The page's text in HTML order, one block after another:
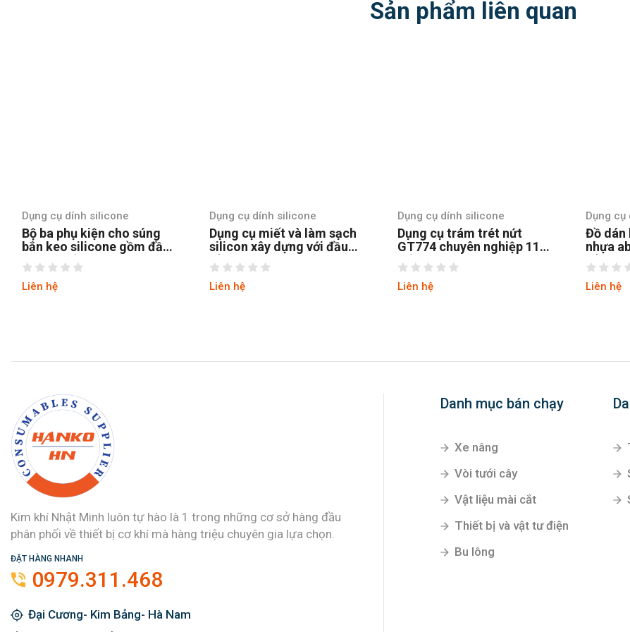
Sản phẩm liên quan
Dụng cụ dính silicone
Dụng cụ miết và làm sạch
silicon xây dựng với đầu
sủi inox GT772
Liên hệ
Dụng cụ dính silicone
Dụng cụ trám trét nứt
GT774 chuyên nghiệp 11
cấu hình
Liên hệ
Dụng cụ dính silicone
Đồ dán lại silicone bằng
nhựa abs cứng và TPR
dẻo GT773
Liên hệ
Dụng
Miết
GT770
nhựa abs
Liên hệ
Kim khí Nhật Minh luôn tự hào là 1 trong những cơ sở hàng đầu
phân phối về thiết bị cơ khí mà hàng triệu chuyên gia lựa chọn.
ĐẶT HÀNG NHANH
0979.311.468
Đại Cương- Kim Bảng- Hà Nam
Danh mục bán chạy
Xe nâng
Vòi tưới cây
Vật liệu mài cắt
Thiết bị và vật tư điện
Bu lông